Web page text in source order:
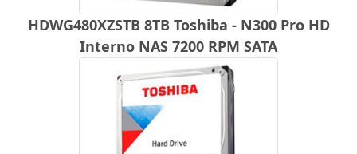
HDWG480XZSTB 8TB Toshiba - N300 Pro HD
Interno NAS 7200 RPM SATA